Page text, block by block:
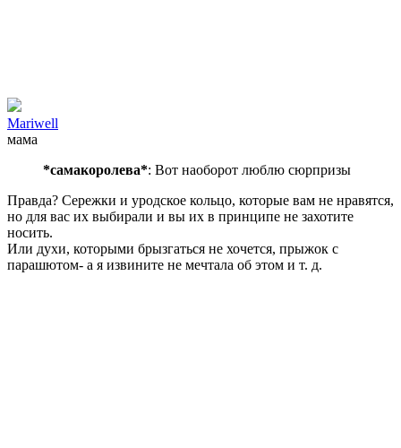
Mariwell
мама
*самакоролева*: Вот наоборот люблю сюрпризы
Правда? Сережки и уродское кольцо, которые вам не нравятся,
но для вас их выбирали и вы их в принципе не захотите
носить.
Или духи, которыми брызгаться не хочется, прыжок с
парашютом- а я извините не мечтала об этом и т. д.